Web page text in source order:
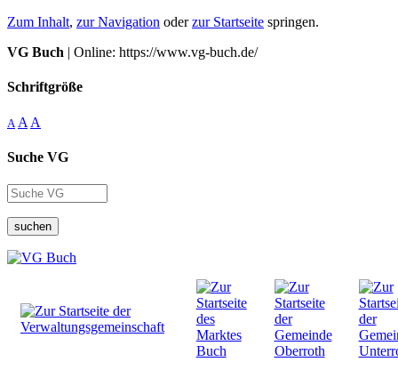
Zum Inhalt, zur Navigation oderzur Startseite springen.
VG Buch | Online: https://www.vg-buch.de/
Schriftgröße
A A A
Suche VG
suchen